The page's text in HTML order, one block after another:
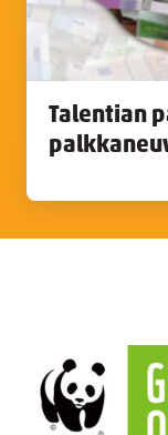
Talentian